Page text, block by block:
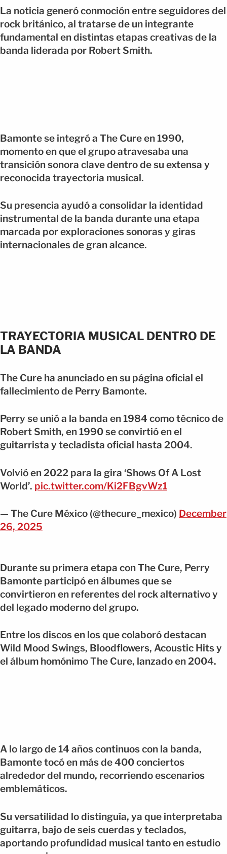
La noticia generó conmoción entre seguidores del
rock británico, al tratarse de un integrante
fundamental en distintas etapas creativas de la
banda liderada por Robert Smith.
Bamonte se integró a The Cure en 1990,
momento en que el grupo atravesaba una
transición sonora clave dentro de su extensa y
reconocida trayectoria musical.
Su presencia ayudó a consolidar la identidad
instrumental de la banda durante una etapa
marcada por exploraciones sonoras y giras
internacionales de gran alcance.
TRAYECTORIA MUSICAL DENTRO DE
LA BANDA
The Cure ha anunciado en su página oficial el
fallecimiento de Perry Bamonte.
Perry se unió a la banda en 1984 como técnico de
Robert Smith, en 1990 se convirtió en el
guitarrista y tecladista oficial hasta 2004.
Volvió en 2022 para la gira ‘Shows Of A Lost
World’. pic.twitter.com/Ki2FBgvWz1
— The Cure México (@thecure_mexico) December
26, 2025
Durante su primera etapa con The Cure, Perry
Bamonte participó en álbumes que se
convirtieron en referentes del rock alternativo y
del legado moderno del grupo.
Entre los discos en los que colaboró destacan
Wild Mood Swings, Bloodflowers, Acoustic Hits y
el álbum homónimo The Cure, lanzado en 2004.
A lo largo de 14 años continuos con la banda,
Bamonte tocó en más de 400 conciertos
alrededor del mundo, recorriendo escenarios
emblemáticos.
Su versatilidad lo distinguía, ya que interpretaba
guitarra, bajo de seis cuerdas y teclados,
aportando profundidad musical tanto en estudio